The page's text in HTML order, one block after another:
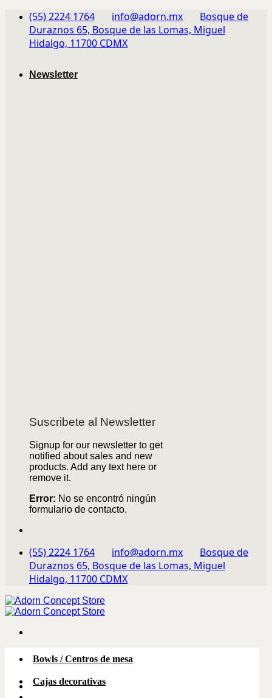
Skip
content
(55) 2224 1764 info@adorn.mx
Bosque de
Duraznos 65, Bosque de las Lomas, Miguel
Hidalgo, 11700 CDMX
Newsletter
Suscribete al Newsletter
Signup for our newsletter to get
notified about sales and new
products. Add any text here or
remove it.
Error: No se encontró ningún
formulario de contacto.
(55) 2224 1764 info@adorn.mx
Bosque de
Duraznos 65, Bosque de las Lomas, Miguel
Hidalgo, 11700 CDMX
Bowls / Centros de mesa
Cajas decorativas